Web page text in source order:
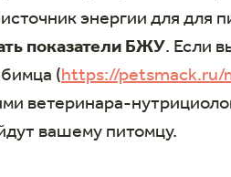
энергии для для
показатели БЖУ. Если
(https://petsmack.ru/
ветеринара-
вашему питомцу.